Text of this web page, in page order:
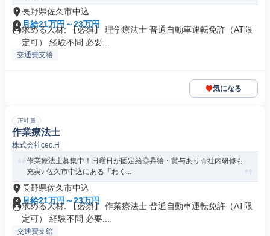
長野県佐久市中込
月給21万円～23万円
求める人材: 【必須】 理学療法士 普通自動車運転免許（AT限
定可） 経験不問 必要...
交通費支給
気になる
正社員
作業療法士
株式会社cec.H
作業療法士募集中！日曜日が固定給◎昇給・賞与あり☆社内研修も
充実♪ 佐久市中込にある「わく...
長野県佐久市中込
月給21万円～23万円
求める人材: 【必須】 作業療法士 普通自動車運転免許（AT限
定可） 経験不問 必要...
交通費支給